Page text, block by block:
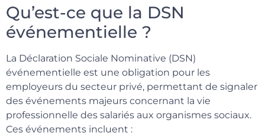
Qu’est-ce que la DSN
événementielle ?
La Déclaration Sociale Nominative (DSN)
événementielle est une obligation pour les
employeurs du secteur privé, permettant de signaler
des événements majeurs concernant la vie
professionnelle des salariés aux organismes sociaux.
Ces événements incluent :